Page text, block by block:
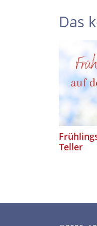
Das
Teller